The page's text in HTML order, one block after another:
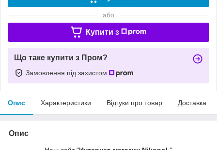
або
Купити з
Що таке купити з Пром?
Замовлення під захистом
Опис Характеристики Відгуки про товар Доставка
Опис